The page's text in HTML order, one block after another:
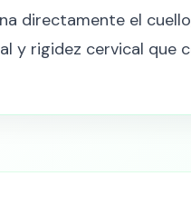
directamente el
y rigidez cervical que